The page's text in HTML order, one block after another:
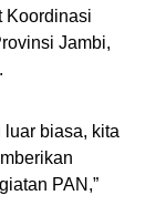
Koordinasi
Jambi,
luar biasa, kita
PAN,”